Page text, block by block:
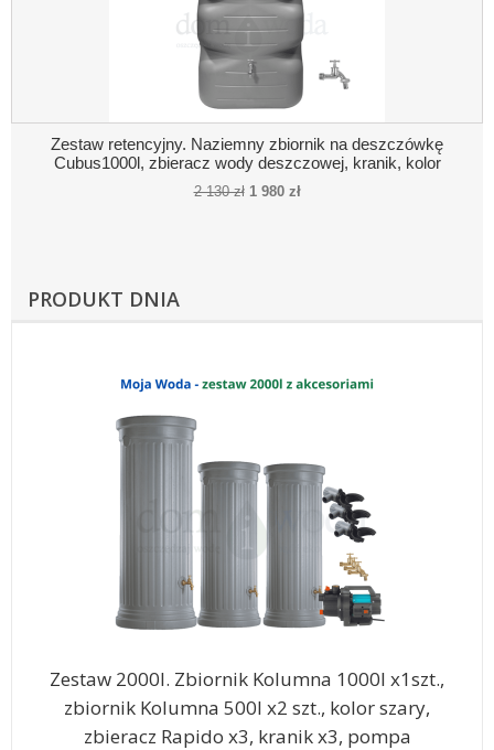
Zestaw retencyjny. Naziemny zbiornik na deszczówkę
Cubus1000l, zbieracz wody deszczowej, kranik, kolor
betonowoszary
2 130 zł 1 980 zł
PRODUKT DNIA
Zestaw 2000l. Zbiornik Kolumna 1000l x1szt.,
zbiornik Kolumna 500l x2 szt., kolor szary,
zbieracz Rapido x3, kranik x3, pompa